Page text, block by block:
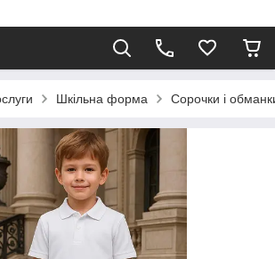
Шкільна форма Сорочки і